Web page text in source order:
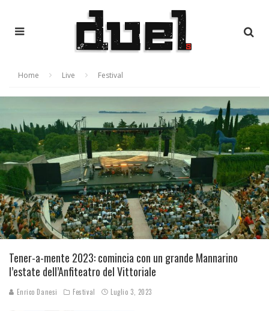
Home Live Festival
Tener-a-mente 2023: comincia con un grande Mannarino
l’estate dell’Anfiteatro del Vittoriale
Enrico Danesi Festival Luglio 3, 2023